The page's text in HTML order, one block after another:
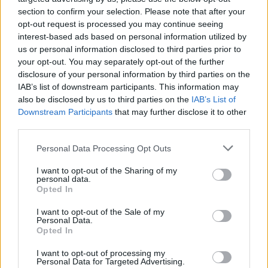
section to confirm your selection. Please note that after your
opt-out request is processed you may continue seeing
interest-based ads based on personal information utilized by
us or personal information disclosed to third parties prior to
your opt-out. You may separately opt-out of the further
disclosure of your personal information by third parties on the
IAB’s list of downstream participants. This information may
also be disclosed by us to third parties on the IAB’s List of
Downstream Participants that may further disclose it to other
Personal Data Processing Opt Outs
I want to opt-out of the Sharing of my
personal data.
Opted In
I want to opt-out of the Sale of my
Personal Data.
Opted In
I want to opt-out of processing my
Personal Data for Targeted Advertising.
nuova fisionomia, nell’interpretare la volontà del duca
di ‘rinnovare senza rompere la tradizione’.
Poi la parte politica, il percorso che ha segnato la storia
della Toscana e che qui è riproposto con documenti
ufficiali, come i diplomi imperiali pergamenacei, che fecero
da contrappunto all’avanzata di Cosimo nel proprio potere
su uno Stato territoriale sempre più ampio.
Uno Stato che fu organizzato in modo ‘moderno’, e nel
quale la cultura segnava tappe via via più importanti. Al
dell’Accademia del Disegno, istituzione che aveva lo scopo
che ebbe come nume tutelare Michelangelo Buonarroti, del